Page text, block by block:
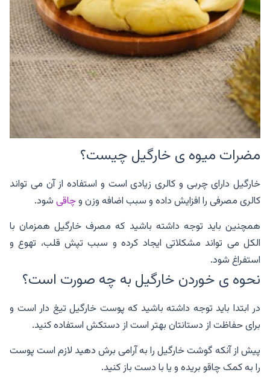
مضرات میوه ی خارگیل چیست؟
خارگیل دارای چربی و کالری زیادی است و استفاده از آن می تواند
کالری مصرفی را افزایش داده و سبب اضافه وزن وچاقیشود.
همچنین باید توجه داشته باشید که مصرف خارگیل همزمان با
الکل می تواند مشکلاتی ایجاد کرده و سبب تپش قلب، تهوع و
استفراغ شود.
نحوه ی خوردن خارگیل به چه صورت است؟
در ابتدا باید توجه داشته باشید که پوست خارگیل تیغ دار است و
برای حفاظت از دستانتان بهتر است از دستکش استفاده کنید.
پیش از آنکه گوشت خارگیل را به آرامی برش دهید لازم است پوست
را به کمک چاقو بریده و یا با دست باز کنید.